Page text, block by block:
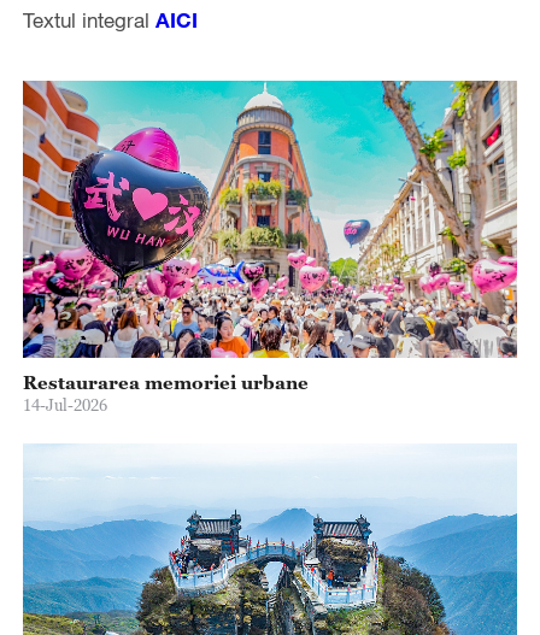
Textul integral AICI
Restaurarea memoriei urbane
14-Jul-2026